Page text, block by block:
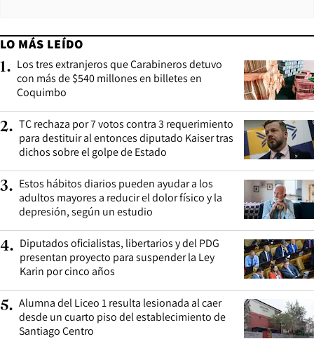
LO MÁS LEÍDO
1. Los tres extranjeros que Carabineros detuvo
con más de $540 millones en billetes en
Coquimbo
2. TC rechaza por 7 votos contra 3 requerimiento
para destituir al entonces diputado Kaiser tras
dichos sobre el golpe de Estado
3. Estos hábitos diarios pueden ayudar a los
adultos mayores a reducir el dolor físico y la
depresión, según un estudio
4. Diputados oficialistas, libertarios y del PDG
presentan proyecto para suspender la Ley
Karin por cinco años
5. Alumna del Liceo 1 resulta lesionada al caer
desde un cuarto piso del establecimiento de
Santiago Centro